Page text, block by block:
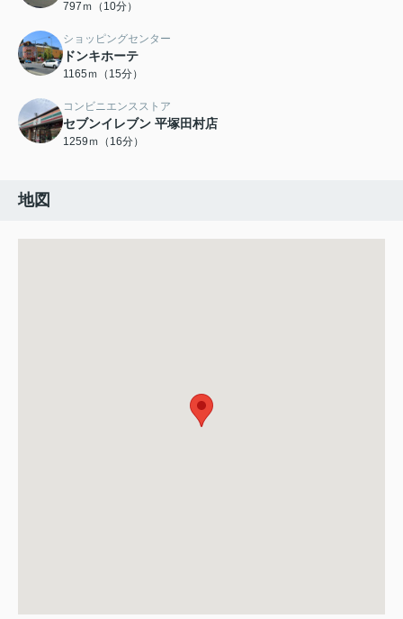
797ｍ（10分）
ショッピングセンター
ドンキホーテ
1165ｍ（15分）
コンビニエンスストア
セブンイレブン 平塚田村店
1259ｍ（16分）
地図